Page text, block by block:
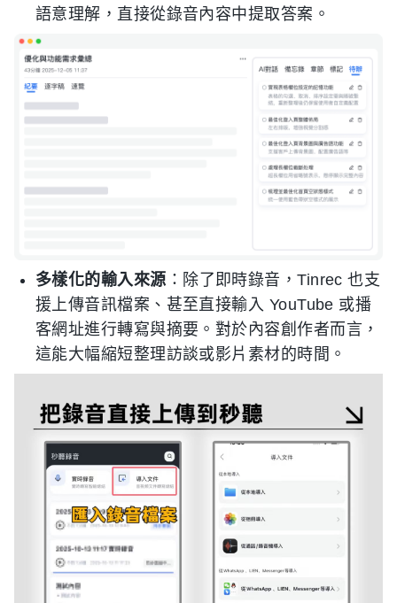
語意理解，直接從錄音內容中提取答案。
多樣化的輸入來源 ：除了即時錄音，Tinrec 也支
援上傳音訊檔案、甚至直接輸入 YouTube 或播
客網址進行轉寫與摘要。對於內容創作者而言，
這能大幅縮短整理訪談或影片素材的時間。